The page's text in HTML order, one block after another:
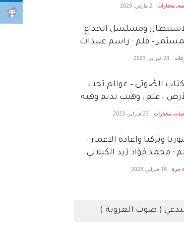
, مختارات 2 مارس، 2023
ومسلسل الخداع
– قلم : راسم عبيدات
23 فبراير، 2023
الصَّوتي – عوالم تحت
– قلم : وهيب نديم وهبه
, مختارات 23 فبراير، 2023
وتركيا واعادة الاعمار –
: محمد فؤاد زيد الكيلاني
حرة 18 فبراير، 2023
( صوت العروبة )